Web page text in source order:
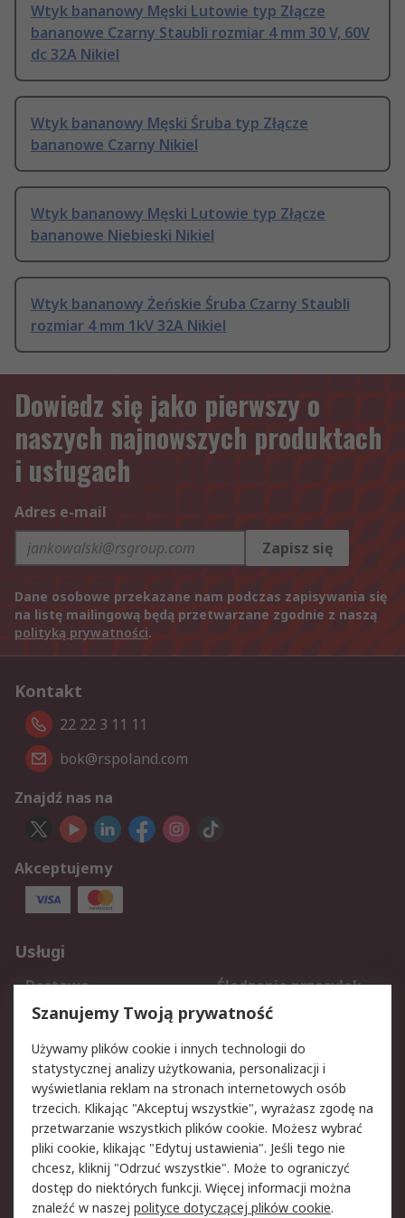
Wtyk bananowy Męski Lutowie typ Złącze
bananowe Czarny Staubli rozmiar 4 mm 30 V, 60V
dc 32A Nikiel
Wtyk bananowy Męski Śruba typ Złącze
bananowe Czarny Nikiel
Wtyk bananowy Męski Lutowie typ Złącze
bananowe Niebieski Nikiel
Wtyk bananowy Żeńskie Śruba Czarny Staubli
rozmiar 4 mm 1kV 32A Nikiel
Dowiedz się jako pierwszy o
naszych najnowszych produktach
i usługach
Adres e-mail
Zapisz się
Dane osobowe przekazane nam podczas zapisywania się
na listę mailingową będą przetwarzane zgodnie z naszą
polityką prywatności.
Kontakt
22 22 3 11 11
bok@rspoland.com
Znajdź nas na
Akceptujemy
Usługi
Dostawa
Śledzenie przesyłek
Reklamacje i zwroty
Rejestracja
Aspekty prawne
Bezpieczeństwo e-
maila
Polityka dotycząca
plików cookie
Polityka prywatności
Użytkowanie witryny
Zastrzeżenia prawne
Warunki Sprzedaży
Szanujemy Twoją prywatność
Używamy plików cookie i innych technologii do
statystycznej analizy użytkowania, personalizacji i
wyświetlania reklam na stronach internetowych osób
trzecich. Klikając "Akceptuj wszystkie", wyrażasz zgodę na
przetwarzanie wszystkich plików cookie. Możesz wybrać
pliki cookie, klikając "Edytuj ustawienia". Jeśli tego nie
chcesz, kliknij "Odrzuć wszystkie". Może to ograniczyć
dostęp do niektórych funkcji. Więcej informacji można
znaleźć w naszej polityce dotyczącej plików cookie.